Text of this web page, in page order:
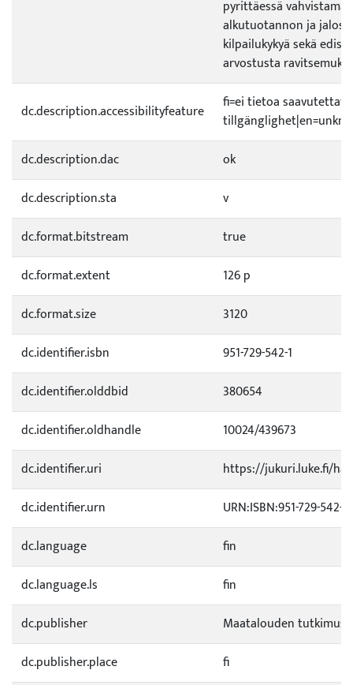
pyrittäessä
alkutuotannon ja
kilpailukykyä sekä
arvostusta
dc.description.accessibilityfeature
fi=ei tietoa
dc.description.dac
ok
dc.description.sta
v
dc.format.bitstream
true
dc.format.extent
126 p
dc.format.size
3120
dc.identifier.isbn
951-729-542-1
dc.identifier.olddbid
380654
dc.identifier.oldhandle
10024/439673
dc.identifier.uri
https://jukuri.luke.fi/
dc.identifier.urn
URN:ISBN:951-729-542-1
dc.language
fin
dc.language.ls
fin
dc.publisher
Maatalouden
dc.publisher.place
fi